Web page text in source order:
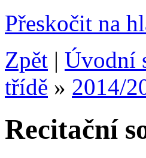
Přeskočit na
Zpět | Úvodní
třídě » 2014/
Recitační